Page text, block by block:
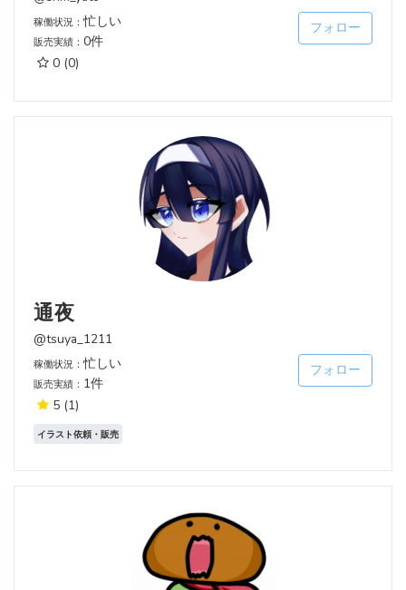
稼働状況：忙しい
販売実績： 0件
0 (0)
フォロー
通夜
@tsuya_1211
稼働状況：忙しい
販売実績： 1件
5 (1)
フォロー
イラスト依頼・販売